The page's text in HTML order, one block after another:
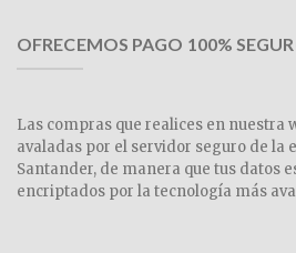
OFRECEMOS PAGO 100%
Las compras que realices en nuestra
avaladas por el servidor seguro de la
Santander, de manera que tus datos
encriptados por la tecnología más